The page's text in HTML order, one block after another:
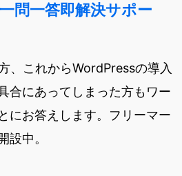
問一答即解決サポー
、これからWordPressの導入
合にあってしまった方もワー
にお答えします。フリーマー
設中。